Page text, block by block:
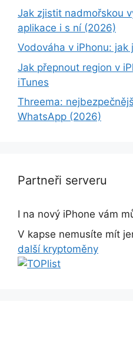
Jak zjistit nadmořskou
aplikace i s ní (2026)
Vodováha v iPhonu:
Jak přepnout region v
iTunes
Threema:
WhatsApp (2026)
Partneři serveru
I na nový iPhone vám
V kapse nemusíte mít
další kryptoměny